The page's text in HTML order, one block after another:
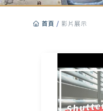
首頁 影片展示